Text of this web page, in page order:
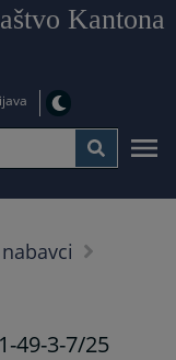
Kantona
49-3-7/25